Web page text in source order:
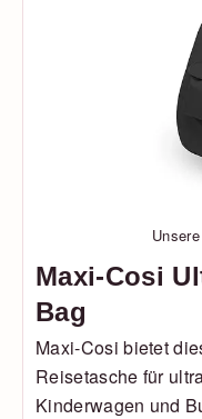
Maxi-Cosi
Bag
Maxi-Cosi bietet
Reisetasche für
Kinderwagen und